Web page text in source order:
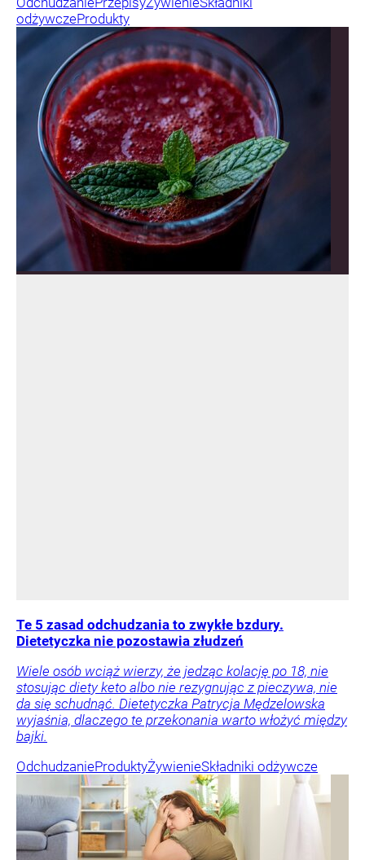
odżywczeProdukty
Te 5 zasad odchudzania to zwykłe bzdury.
Dietetyczka nie pozostawia złudzeń
Wiele osób wciąż wierzy, że jedząc kolację po 18, nie
stosując diety keto albo nie rezygnując z pieczywa, nie
da się schudnąć. Dietetyczka Patrycja Mędzelowska
wyjaśnia, dlaczego te przekonania warto włożyć między
bajki.
OdchudzanieProduktyŻywienieSkładniki odżywcze